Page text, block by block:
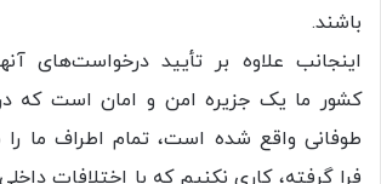
باشند.
اینجانب علاوه بر تأیید درخواست‌های
کشور ما یک جزیره امن و امان است که
طوفانی واقع شده است، تمام اطراف ما را
فرا گرفته، کاری نکنیم که با اختلافات